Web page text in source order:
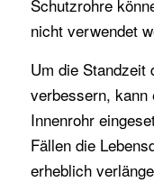
Schutzrohre
nicht verwendet
Um die Standzeit
verbessern,
Innenrohr
Fällen die
erheblich